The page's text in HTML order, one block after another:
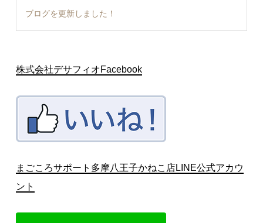
ブログを更新しました！
株式会社デサフィオFacebook
まごころサポート多摩八王子かねこ店LINE公式アカウ
ント